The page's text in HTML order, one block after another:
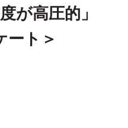
が高圧的」
ート＞